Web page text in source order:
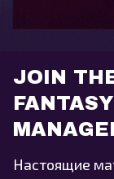
JOIN
Настоящие